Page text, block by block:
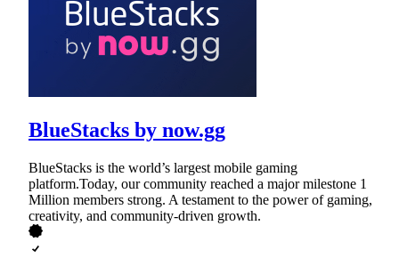
BlueStacks by now.gg
BlueStacks is the world’s largest mobile gaming
platform.Today, our community reached a major milestone 1
Million members strong. A testament to the power of gaming,
creativity, and community-driven growth.